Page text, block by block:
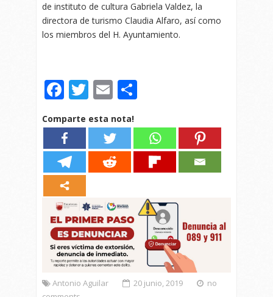
de instituto de cultura Gabriela Valdez, la
directora de turismo Claudia Alfaro, así como
los miembros del H. Ayuntamiento.
Facebook
Twitter
Email
Comparte esta nota!
Antonio Aguilar 20 junio, 2019
no